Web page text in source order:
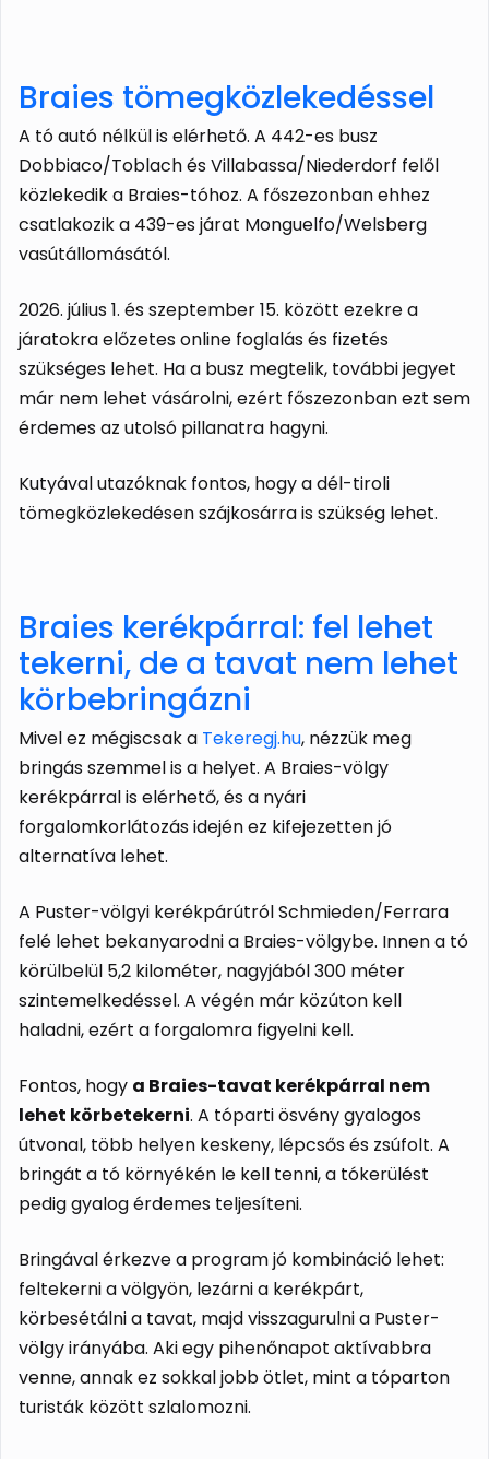
Braies tömegközlekedéssel
A tó autó nélkül is elérhető. A 442-es busz
Dobbiaco/Toblach és Villabassa/Niederdorf felől
közlekedik a Braies-tóhoz. A főszezonban ehhez
csatlakozik a 439-es járat Monguelfo/Welsberg
vasútállomásától.
2026. július 1. és szeptember 15. között ezekre a
járatokra előzetes online foglalás és fizetés
szükséges lehet. Ha a busz megtelik, további jegyet
már nem lehet vásárolni, ezért főszezonban ezt sem
érdemes az utolsó pillanatra hagyni.
Kutyával utazóknak fontos, hogy a dél-tiroli
tömegközlekedésen szájkosárra is szükség lehet.
Braies kerékpárral: fel lehet
tekerni, de a tavat nem lehet
körbebringázni
Mivel ez mégiscsak a Tekeregj.hu, nézzük meg
bringás szemmel is a helyet. A Braies-völgy
kerékpárral is elérhető, és a nyári
forgalomkorlátozás idején ez kifejezetten jó
alternatíva lehet.
A Puster-völgyi kerékpárútról Schmieden/Ferrara
felé lehet bekanyarodni a Braies-völgybe. Innen a tó
körülbelül 5,2 kilométer, nagyjából 300 méter
szintemelkedéssel. A végén már közúton kell
haladni, ezért a forgalomra figyelni kell.
Fontos, hogy a Braies-tavat kerékpárral nem
lehet körbetekerni. A tóparti ösvény gyalogos
útvonal, több helyen keskeny, lépcsős és zsúfolt. A
bringát a tó környékén le kell tenni, a tókerülést
pedig gyalog érdemes teljesíteni.
Bringával érkezve a program jó kombináció lehet:
feltekerni a völgyön, lezárni a kerékpárt,
körbesétálni a tavat, majd visszagurulni a Puster-
völgy irányába. Aki egy pihenőnapot aktívabbra
venne, annak ez sokkal jobb ötlet, mint a tóparton
turisták között szlalomozni.